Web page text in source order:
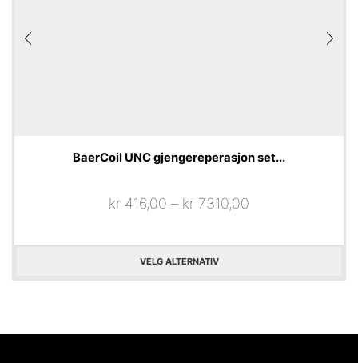
BaerCoil UNC gjengereperasjon set...
kr 416,00 – kr 7310,00
VELG ALTERNATIV